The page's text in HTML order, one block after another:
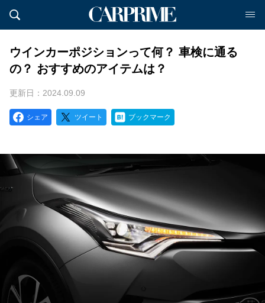
ウインカーポジションって何？ 車検に通る
の？ おすすめのアイテムは？
更新日：2024.09.09
シェア ツイート ブックマーク